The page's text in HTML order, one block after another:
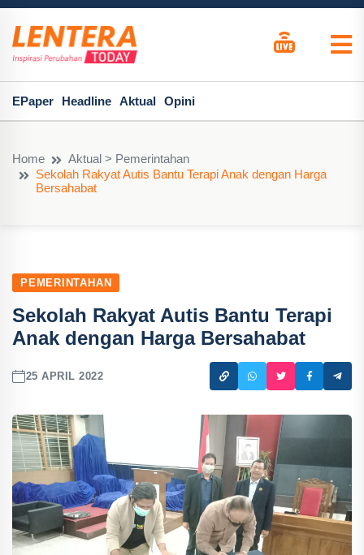
EPaper Headline Aktual Opini
Home
Aktual > Pemerintahan
Sekolah Rakyat Autis Bantu Terapi Anak dengan Harga
Bersahabat
PEMERINTAHAN
Sekolah Rakyat Autis Bantu Terapi
Anak dengan Harga Bersahabat
25 APRIL 2022